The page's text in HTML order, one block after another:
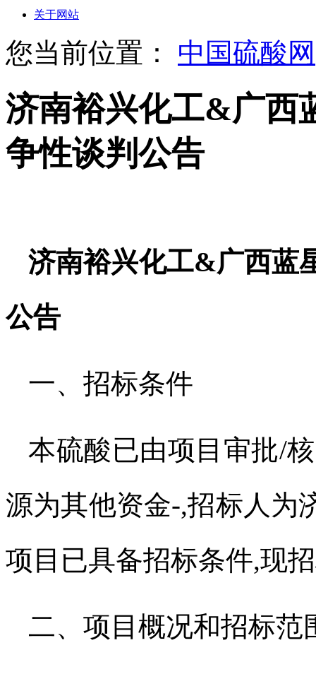
关于网站
您当前位置： 中国硫酸网
济南裕兴化工&广西
争性谈判公告
济南裕兴化工&广西蓝
公告
一、招标条件
本硫酸已由项目审批/
源为其他资金-,招标人为
项目已具备招标条件,现
二、项目概况和招标范